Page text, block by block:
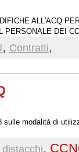
ALL'ACQ
PERSONALE DEI
, Contratti,
sulle modalità di
distacchi,